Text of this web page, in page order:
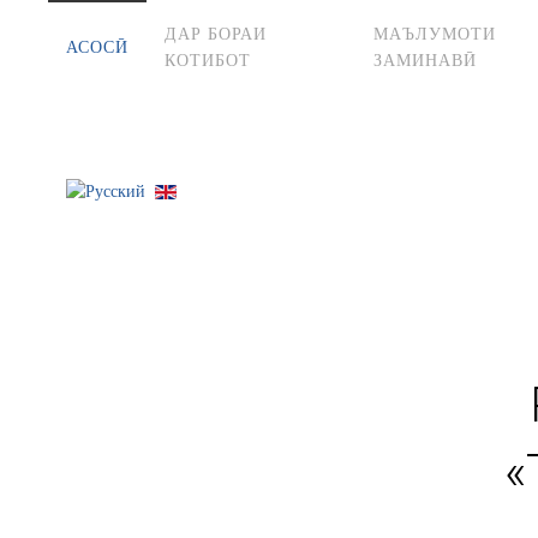
АСОСӢ
ДАР БОРАИ
КОТИБОТ
МАЪЛУМОТИ
ЗАМИНАВӢ